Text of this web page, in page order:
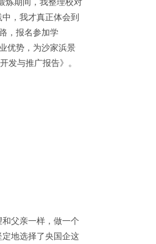
，我才真正体会到
，报名参加学
优势，为沙家浜景
发与推广报告》。
父亲一样，做一个
地选择了央国企这